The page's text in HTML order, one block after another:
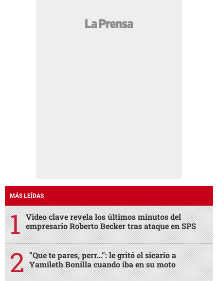
MÁS LEÍDAS
Video clave revela los últimos minutos del
empresario Roberto Becker tras ataque en SPS
“Que te pares, perr...”: le gritó el sicario a
Yamileth Bonilla cuando iba en su moto